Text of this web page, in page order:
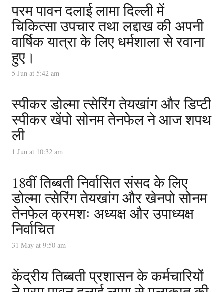
परम पावन दलाई लामा दिल्ली में
चिकित्सा उपचार तथा लद्दाख की अपनी
वार्षिक यात्रा के लिए धर्मशाला से रवाना
हुए।
5 Jun at 5:42 am
स्पीकर डोल्मा त्सेरिंग तेयखांग और डिप्टी
स्पीकर खेंपो सोनम तेनफेल ने आज शपथ
ली
1 Jun at 10:32 am
18वीं तिब्बती निर्वासित संसद के लिए
डोल्मा त्सेरिंग तेयखांग और खेनपो सोनम
तेनफेल क्रमशः अध्यक्ष और उपाध्यक्ष
निर्वाचित
31 May at 9:50 am
केंद्रीय तिब्बती प्रशासन के कर्मचारियों